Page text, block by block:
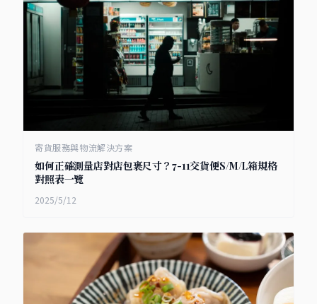
寄貨服務與物流解決方案
如何正確測量店對店包裹尺寸？7-11交貨便S/M/L箱規格
對照表一覽
2025/5/12